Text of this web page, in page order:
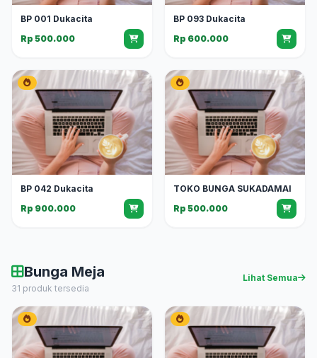
BP 001 Dukacita
Rp 500.000
BP 093 Dukacita
Rp 600.000
BP 042 Dukacita
Rp 900.000
TOKO BUNGA SUKADAMAI
Rp 500.000
Bunga Meja
31 produk tersedia
Lihat Semua